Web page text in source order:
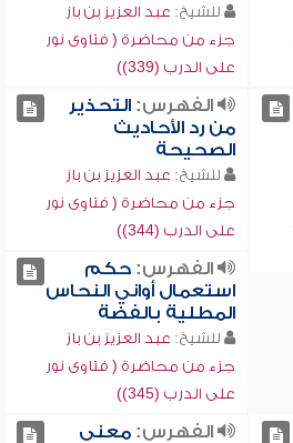
للشيخ: عبد العزيز بن باز
جزء من محاضرة ( فتاوى نور
على الدرب (339))
الفهرس:التحذير
من رد الأحاديث
الصحيحة
للشيخ: عبد العزيز بن باز
جزء من محاضرة ( فتاوى نور
على الدرب (344))
الفهرس:حكم
استعمال أواني النحاس
المطلية بالفضة
للشيخ: عبد العزيز بن باز
جزء من محاضرة ( فتاوى نور
على الدرب (345))
الفهرس:معنى